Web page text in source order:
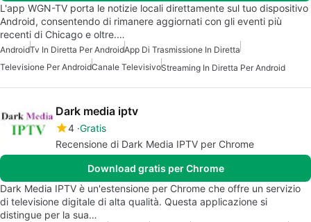
L'app WGN-TV porta le notizie locali direttamente sul tuo dispositivo
Android, consentendo di rimanere aggiornati con gli eventi più
recenti di Chicago e oltre.…
AndroidTv In Diretta Per AndroidApp Di Trasmissione In Diretta
Televisione Per AndroidCanale TelevisivoStreaming In Diretta Per Android
Dark media iptv
4 Gratis
Recensione di Dark Media IPTV per Chrome
Download gratis per Chrome
Dark Media IPTV è un'estensione per Chrome che offre un servizio
di televisione digitale di alta qualità. Questa applicazione si
distingue per la sua…